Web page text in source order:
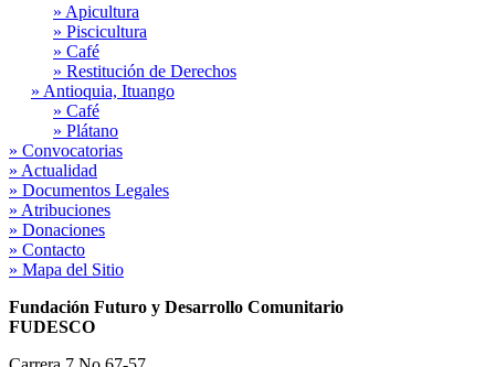
» Apicultura
» Piscicultura
» Café
» Restitución de Derechos
» Antioquia, Ituango
» Café
» Plátano
» Convocatorias
» Actualidad
» Documentos Legales
» Atribuciones
» Donaciones
» Contacto
» Mapa del Sitio
Fundación Futuro y Desarrollo Comunitario
FUDESCO